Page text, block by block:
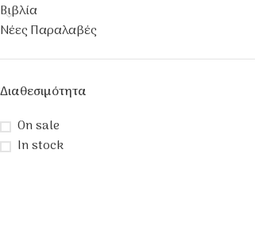
Βιβλία
Νέες Παραλαβές
Διαθεσιμότητα
On sale
In stock